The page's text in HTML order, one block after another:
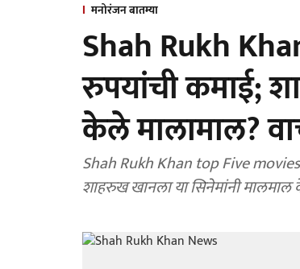
मनोरंजन बातम्या
Shah Rukh
रुपयांची कमाई;
केले मालामाल?
Shah Rukh Khan top Five movies : शाहरुख खानच्या ५ सिनेमाने ३४०० कोटी रुपयांची
शाहरुख खानला या सिनेमांनी